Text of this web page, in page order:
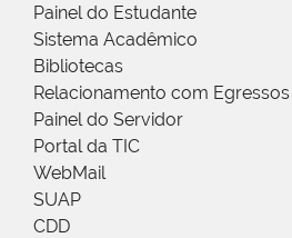
Painel do Estudante
Sistema Acadêmico
Bibliotecas
Relacionamento com Egressos
Painel do Servidor
Portal da TIC
WebMail
SUAP
CDD